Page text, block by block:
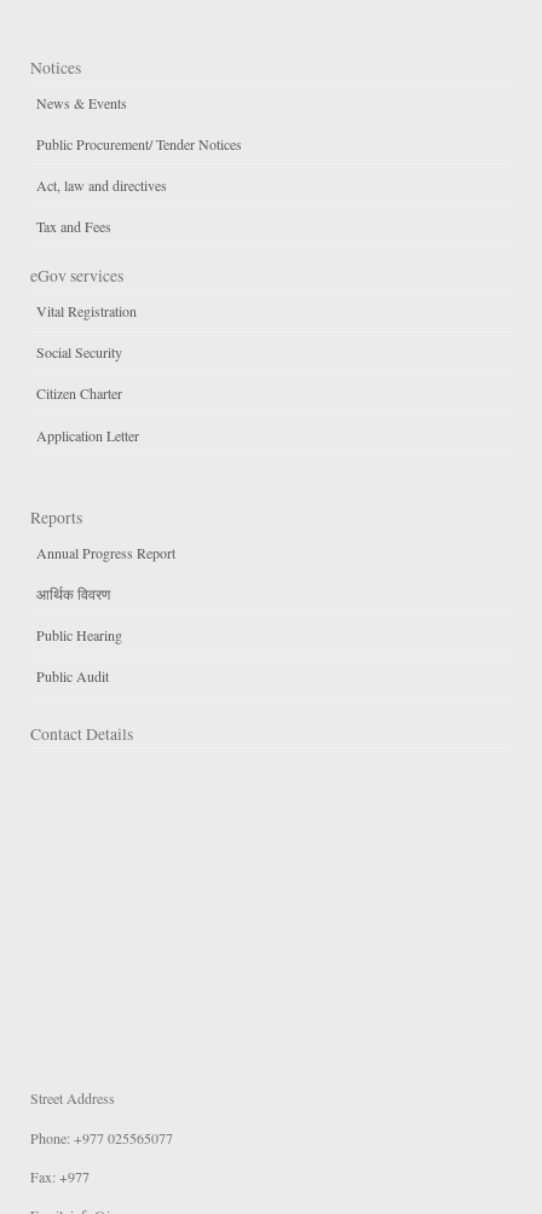
Notices
News & Events
Public Procurement/ Tender Notices
Act, law and directives
Tax and Fees
eGov services
Vital Registration
Social Security
Citizen Charter
Application Letter
Reports
Annual Progress Report
आर्थिक विवरण
Public Hearing
Public Audit
Contact Details
Street Address
Phone: +977 025565077
Fax: +977